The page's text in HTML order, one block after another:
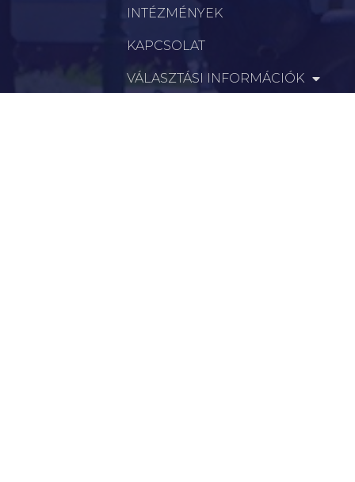
INTÉZMÉNYEK
KAPCSOLAT
VÁLASZTÁSI INFORMÁCIÓK